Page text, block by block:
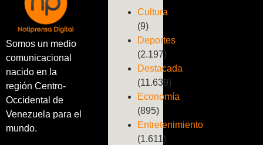
Somos un medio
comunicacional
nacido en la
región Centro-
Occidental de
Venezuela para el
mundo.
Cultura
(9)
Deportes
(2.197)
Destacada
(11.639)
Economía
(895)
Entretenimiento
(1.611)